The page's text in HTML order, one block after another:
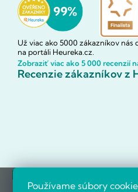
Používame súbory
Už viac ako 5000 zákazníkov nás
na portáli Heureka.cz.
Zobraziť viac ako 5 000 recenzií
Recenzie zákazníkov z
Referencie firiem